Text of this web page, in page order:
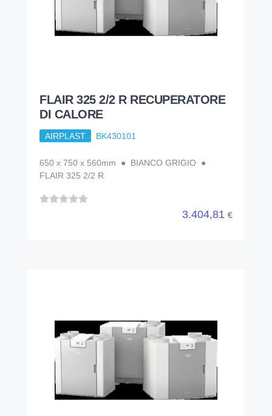
FLAIR 325 2/2 R RECUPERATORE
DI CALORE
AIRPLAST BK430101
650 x 750 x 560mm ● BIANCO GRIGIO ●
FLAIR 325 2/2 R
3.404,81 €